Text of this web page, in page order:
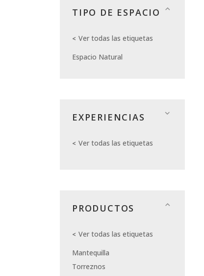
TIPO DE ESPACIO
Ver todas las etiquetas
Espacio Natural
EXPERIENCIAS
Ver todas las etiquetas
PRODUCTOS
Ver todas las etiquetas
Mantequilla
Torreznos